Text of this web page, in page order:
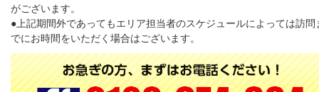
がございます。
●上記期間外であってもエリア担当者のスケジュールによっては訪問
でにお時間をいただく場合はございます。